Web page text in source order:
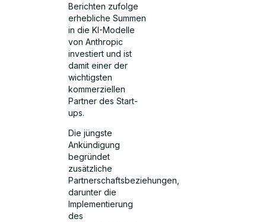
Berichten zufolge
erhebliche Summen
in die KI-Modelle
von Anthropic
investiert und ist
damit einer der
wichtigsten
kommerziellen
Partner des Start-
ups.
Die jüngste
Ankündigung
begründet
zusätzliche
Partnerschaftsbeziehungen,
darunter die
Implementierung
des